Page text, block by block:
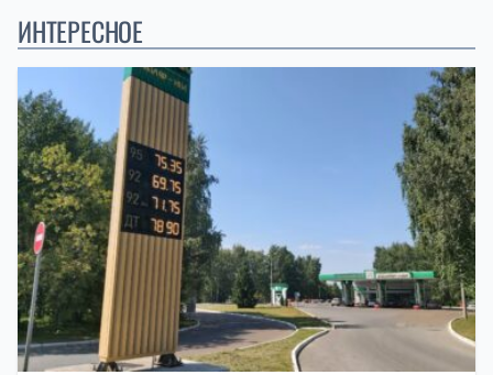
ИНТЕРЕСНОЕ